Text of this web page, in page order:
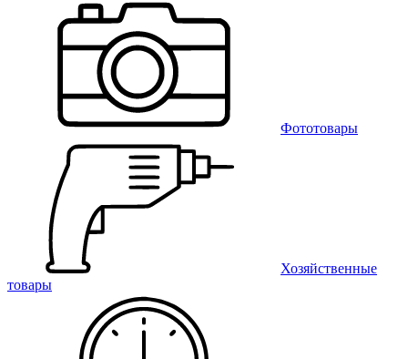
Фототовары
Хозяйственные
товары